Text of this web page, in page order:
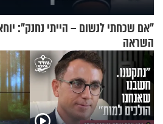
"אם שכחתי לנשום – הייתי נחנק":
השראה